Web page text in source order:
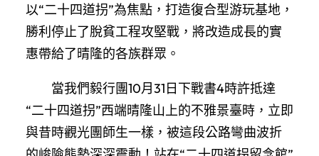
以“二十四道拐”為焦點，打造復合型游玩基地，
勝利停止了脫貧工程攻堅戰，將改造成長的實
惠帶給了晴隆的各族群眾。
當我們毅行團10月31日下戰書4時許抵達
“二十四道拐”西端晴隆山上的不雅景臺時，立即
與昔時觀光團師生一樣，被這段公路彎曲波折